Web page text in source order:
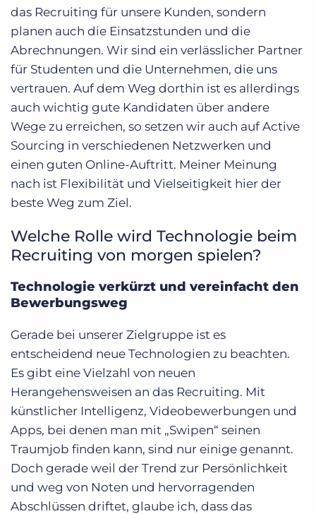
das Recruiting für unsere Kunden, sondern
planen auch die Einsatzstunden und die
Abrechnungen. Wir sind ein verlässlicher Partner
für Studenten und die Unternehmen, die uns
vertrauen. Auf dem Weg dorthin ist es allerdings
auch wichtig gute Kandidaten über andere
Wege zu erreichen, so setzen wir auch auf Active
Sourcing in verschiedenen Netzwerken und
einen guten Online-Auftritt. Meiner Meinung
nach ist Flexibilität und Vielseitigkeit hier der
beste Weg zum Ziel.
Welche Rolle wird Technologie beim
Recruiting von morgen spielen?
Technologie verkürzt und vereinfacht den
Bewerbungsweg
Gerade bei unserer Zielgruppe ist es
entscheidend neue Technologien zu beachten.
Es gibt eine Vielzahl von neuen
Herangehensweisen an das Recruiting. Mit
künstlicher Intelligenz, Videobewerbungen und
Apps, bei denen man mit „Swipen“ seinen
Traumjob finden kann, sind nur einige genannt.
Doch gerade weil der Trend zur Persönlichkeit
und weg von Noten und hervorragenden
Abschlüssen driftet, glaube ich, dass das